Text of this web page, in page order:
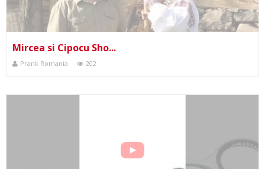
Mircea si Cipocu Sho...
Prank Romania 202